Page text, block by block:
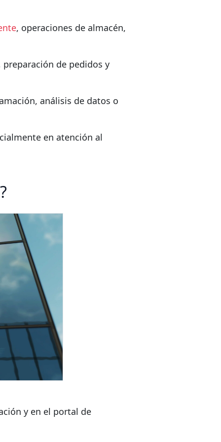
, operaciones de almacén,
de pedidos y
análisis de datos o
en atención al
y en el portal de